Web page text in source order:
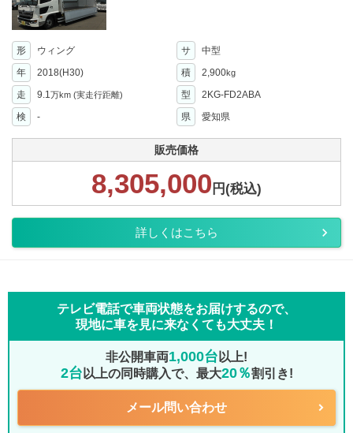
形 ウィング サ
中型
年
2018(H30) 積 2,900kg
走 9.1万km (実走行距離) 型
2KG-FD2ABA
検
- 県 愛知県
販売価格
8,305,000 円(税込)
詳しくはこちら
テレビ電話で車両状態をお届けするので、
現地に車を見に来なくても大丈夫！
非公開車両1,000台 以上!
2台 以上の同時購入で、最大20％割引き!
メール問い合わせ